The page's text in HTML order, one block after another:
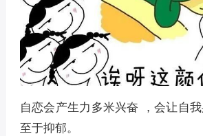
自恋会产生力多米兴奋 ，会让自
至于抑郁。